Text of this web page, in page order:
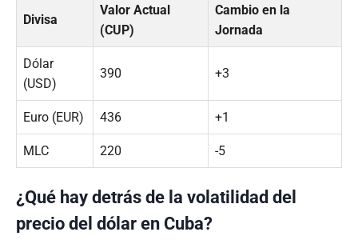
Divisa
Valor Actual
(CUP)
Cambio en la
Jornada
Dólar
(USD)
390 +3
Euro (EUR) 436 +1
MLC 220 -5
¿Qué hay detrás de la volatilidad del
precio del dólar en Cuba?